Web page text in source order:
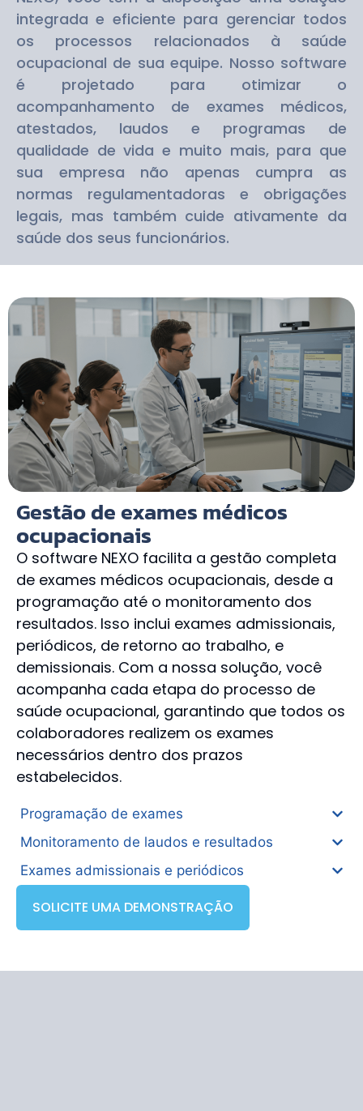
integrada e eficiente para gerenciar todos
os processos relacionados à saúde
ocupacional de sua equipe. Nosso software
é projetado para otimizar o
acompanhamento de exames médicos,
atestados, laudos e programas de
qualidade de vida e muito mais, para que
sua empresa não apenas cumpra as
normas regulamentadoras e obrigações
legais, mas também cuide ativamente da
saúde dos seus funcionários.
Gestão de exames médicos
ocupacionais
O software NEXO facilita a gestão completa
de exames médicos ocupacionais, desde a
programação até o monitoramento dos
resultados. Isso inclui exames admissionais,
periódicos, de retorno ao trabalho, e
demissionais. Com a nossa solução, você
acompanha cada etapa do processo de
saúde ocupacional, garantindo que todos os
colaboradores realizem os exames
necessários dentro dos prazos
estabelecidos.
Programação de exames
Monitoramento de laudos e resultados
Exames admissionais e periódicos
SOLICITE UMA DEMONSTRAÇÃO